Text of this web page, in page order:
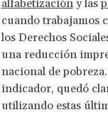
alfabetizacióny las
cuando trabajamos
los Derechos
una reducción
nacional de
indicador, quedó
utilizando estas